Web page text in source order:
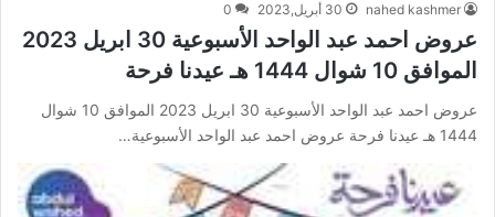
nahed kashmer 30 أبريل,2023 0
عروض احمد عبد الواحد الأسبوعية 30 ابريل 2023
الموافق 10 شوال 1444 هـ عيدنا فرحة
عروض احمد عبد الواحد الأسبوعية 30 ابريل 2023 الموافق 10 شوال
1444 هـ عيدنا فرحة عروض احمد عبد الواحد الأسبوعية…